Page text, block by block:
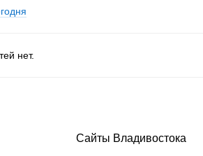
нет.
Сайты Владивостока